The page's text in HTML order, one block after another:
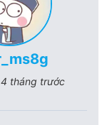
4 tháng trước